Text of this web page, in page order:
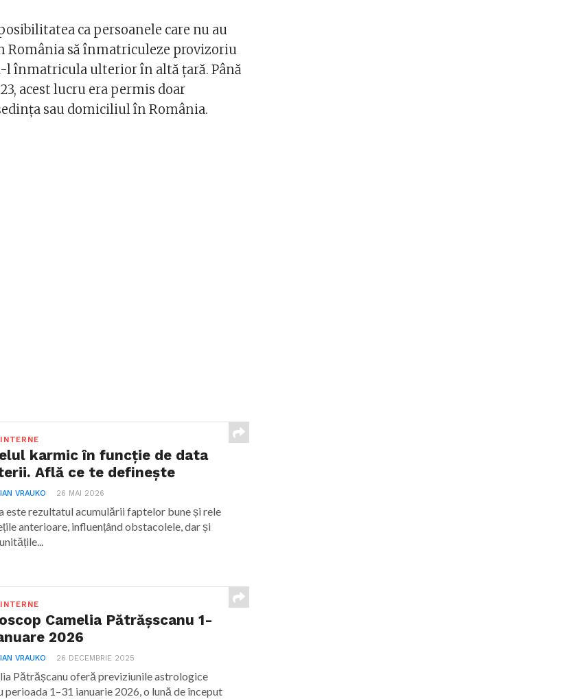
ca persoanele care nu au
România să înmatriculeze provizoriu
l înmatricula ulterior în altă ţară. Până
acest lucru era permis doar
sau domiciliul în România.
karmic în funcție de data
Află ce te definește
VRAUKO 26 MAI 2026
este rezultatul acumulării faptelor bune și rele
anterioare, influențând obstacolele, dar și
Camelia Pătrășscanu 1-
2026
VRAUKO 26 DECEMBRIE 2025
Pătrășcanu oferă previziunile astrologice
perioada 1–31 ianuarie 2026, o lună de început